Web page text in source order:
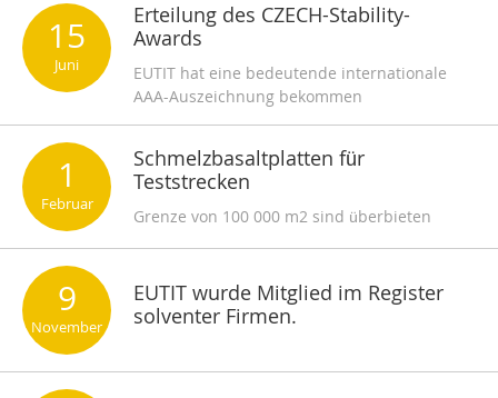
15
Juni
Erteilung des CZECH-Stability-
Awards
EUTIT hat eine bedeutende internationale
AAA-Auszeichnung bekommen
1
Februar
Schmelzbasaltplatten für
Teststrecken
Grenze von 100 000 m2 sind überbieten
9
November
EUTIT wurde Mitglied im Register
solventer Firmen.